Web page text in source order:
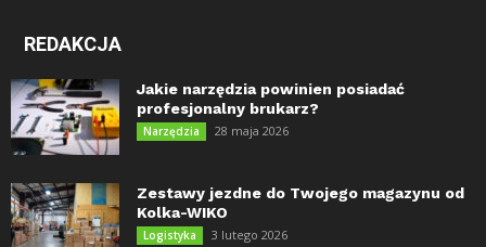
REDAKCJA
Jakie narzędzia powinien posiadać
profesjonalny brukarz?
Narzędzia 28 maja 2026
Zestawy jezdne do Twojego magazynu od
Kolka-WIKO
Logistyka 3 lutego 2026